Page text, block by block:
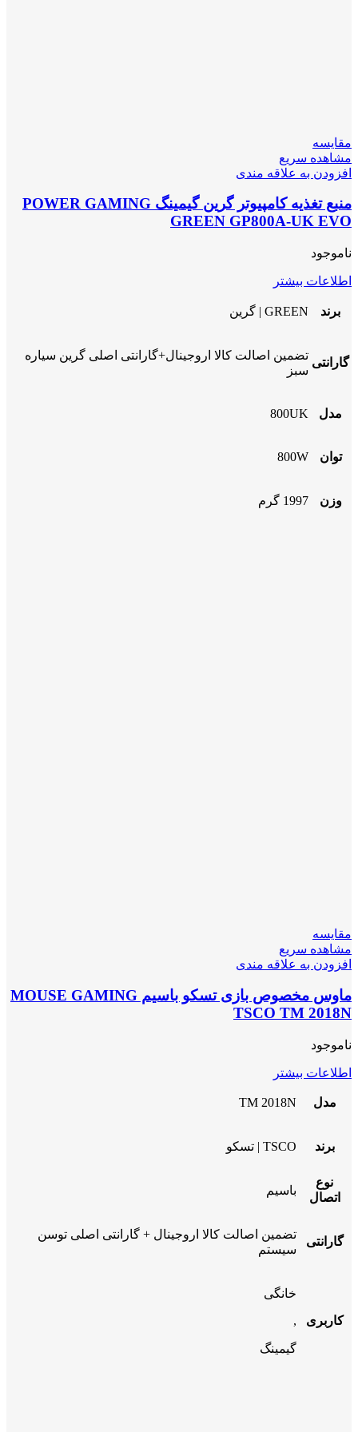
مقایسه
مشاهده سریع
افزودن به علاقه مندی
منبع تغذیه کامپیوتر گرین گیمینگ POWER GAMING
GREEN GP800A-UK EVO
ناموجود
اطلاعات بیشتر
برند GREEN | گرین
گارانتی
تضمین اصالت کالا اروجینال+گارانتی اصلی گرین سیاره
سبز
مدل 800UK
توان 800W
وزن 1997 گرم
مقایسه
مشاهده سریع
افزودن به علاقه مندی
ماوس مخصوص بازی تسکو باسیم MOUSE GAMING
TSCO TM 2018N
ناموجود
اطلاعات بیشتر
مدل TM 2018N
برند TSCO | تسکو
نوع
اتصال
باسیم
گارانتی
تضمین اصالت کالا اروجینال + گارانتی اصلی توسن
سیستم
کاربری
خانگی
,
گیمینگ